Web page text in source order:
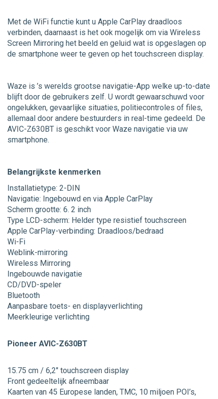
Met de WiFi functie kunt u Apple CarPlay draadloos
verbinden, daarnaast is het ook mogelijk om via Wireless
Screen Mirroring het beeld en geluid wat is opgeslagen op
de smartphone weer te geven op het touchscreen display.
Waze is ’s werelds grootse navigatie-App welke up-to-date
blijft door de gebruikers zelf. U wordt gewaarschuwd voor
ongelukken, gevaarlijke situaties, politiecontroles of files,
allemaal door andere bestuurders in real-time gedeeld. De
AVIC-Z630BT is geschikt voor Waze navigatie via uw
smartphone.
Belangrijkste kenmerken
Installatietype: 2-DIN
Navigatie: Ingebouwd en via Apple CarPlay
Scherm grootte: 6. 2 inch
Type LCD-scherm: Helder type resistief touchscreen
Apple CarPlay-verbinding: Draadloos/bedraad
Wi-Fi
Weblink-mirroring
Wireless Mirroring
Ingebouwde navigatie
CD/DVD-speler
Bluetooth
Aanpasbare toets- en displayverlichting
Meerkleurige verlichting
Pioneer AVIC-Z630BT
15.75 cm / 6,2″ touchscreen display
Front gedeeltelijk afneembaar
Kaarten van 45 Europese landen, TMC, 10 miljoen POI’s,